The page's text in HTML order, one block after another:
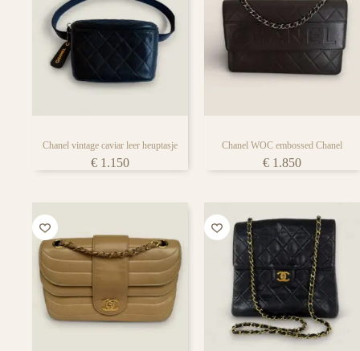
Chanel vintage caviar leer heuptasje
€ 1.150
Chanel WOC embossed Chanel
€ 1.850